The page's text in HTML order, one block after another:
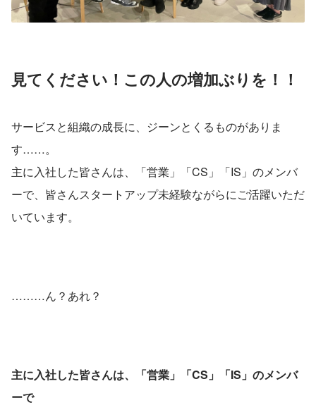
見てください！この人の増加ぶりを！！
サービスと組織の成長に、ジーンとくるものがありま
す……。
主に入社した皆さんは、「営業」「CS」「IS」のメンバ
ーで、皆さんスタートアップ未経験ながらにご活躍いただ
いています。
………ん？あれ？
主に入社した皆さんは、「営業」「CS」「IS」のメンバ
ーで